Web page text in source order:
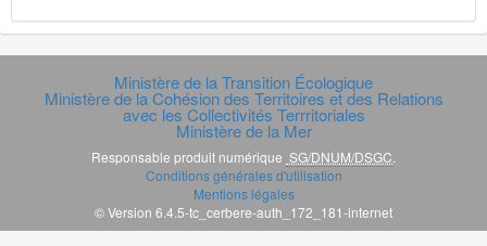
Ministère de la Transition Écologique
Ministère de la Cohésion des Territoires et des Relations
avec les Collectivités Terrritoriales
Ministère de la Mer
Responsable produit numérique SG/DNUM/DSGC
Conditions générales d'utilisation
Mentions légales
© Version 6.4.5-tc_cerbere-auth_172_181-internet